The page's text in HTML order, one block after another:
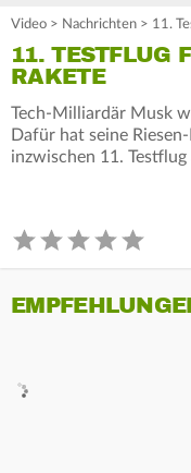
Video > Nachrichten > 11.
11. TESTFLUG
RAKETE
Tech-Milliardär Musk
Dafür hat seine
inzwischen 11.